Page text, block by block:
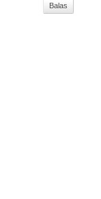
Balas